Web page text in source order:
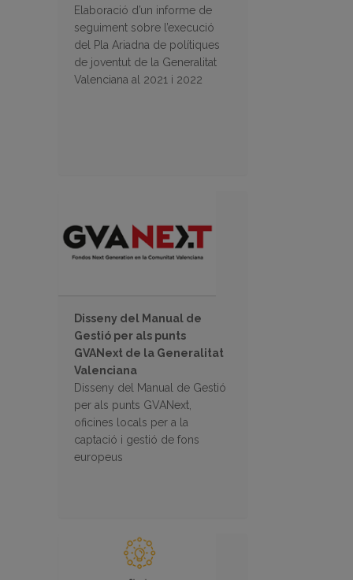
Elaboració d’un informe de
seguiment sobre l’execució
del Pla Ariadna de polítiques
de joventut de la Generalitat
Valenciana al 2021 i 2022
Disseny del Manual de
Gestió per als punts
GVANext de la Generalitat
Valenciana
Disseny del Manual de Gestió
per als punts GVANext,
oficines locals per a la
captació i gestió de fons
europeus